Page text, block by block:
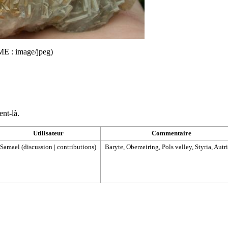
: image/jpeg)
là.
Utilisateur
Commentaire
Samael (discussion | contributions) Baryte, Oberzeiring, Pols valley, Styria,